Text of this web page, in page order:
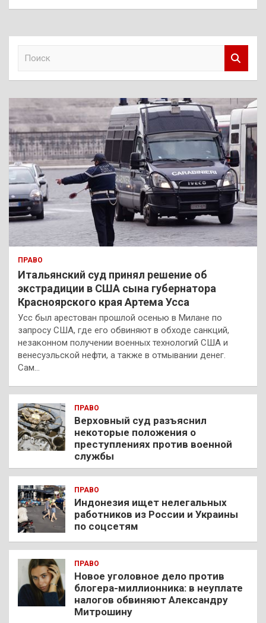
к
ПРАВО
Итальянский суд принял решение об
экстрадиции в США сына губернатора
Красноярского края Артема Усса
Усс был арестован прошлой осенью в Милане по
запросу США, где его обвиняют в обходе санкций,
незаконном получении военных технологий США и
венесуэльской нефти, а также в отмывании денег.
Сам…
ПРАВО
Верховный суд разъяснил
некоторые положения о
преступлениях против военной
службы
ПРАВО
Индонезия ищет нелегальных
работников из России и Украины
по соцсетям
ПРАВО
Новое уголовное дело против
блогера-миллионника: в неуплате
налогов обвиняют Александру
Митрошину